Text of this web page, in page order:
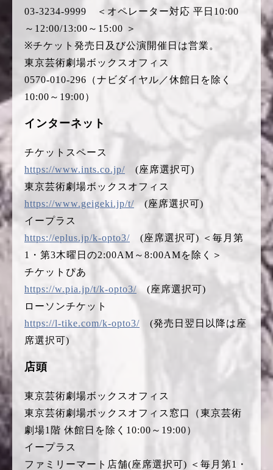
03-3234-9999 ＜オペレーター対応 平日10:00
～12:00/13:00～15:00 ＞
※チケット発売日及び公演開催日は営業。
東京芸術劇場ボックスオフィス
0570-010-296（ナビダイヤル／休館日を除く
10:00～19:00）
インターネット
チケットスペース
https://www.ints.co.jp/ (座席選択可)
東京芸術劇場ボックスオフィス
https://www.geigeki.jp/t/ (座席選択可)
イープラス
https://eplus.jp/k-opto3/ (座席選択可) ＜毎月第
1・第3木曜日の2:00AM～8:00AMを除く＞
チケットぴあ
https://w.pia.jp/t/k-opto3/(座席選択可)
ローソンチケット
https://l-tike.com/k-opto3/ (発売日翌日以降は座
席選択可)
店頭
東京芸術劇場ボックスオフィス
東京芸術劇場ボックスオフィス窓口（東京芸術
劇場1階 休館日を除く10:00～19:00）
イープラス
ファミリーマート店舗(座席選択可) ＜毎月第1・